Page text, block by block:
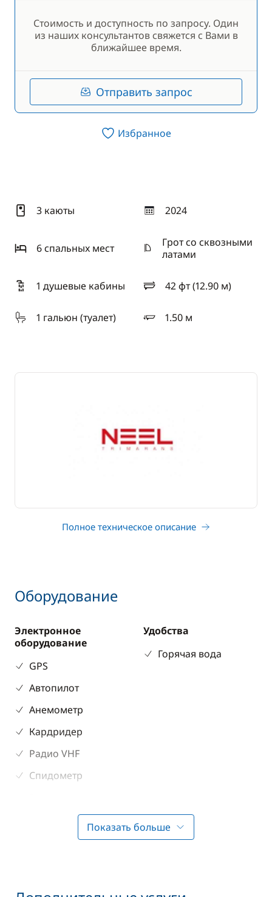
Стоимость и доступность по запросу. Один
из наших консультантов свяжется с Вами в
ближайшее время.
Отправить запрос
Избранное
3 каюты 2024
год
6 спальныx мест
Грот со сквозными
латами
1 душевые кабины 42 фт (12.90 м)
длина
1 гальюн (туалет)
1.50 м
осадка
Полное техническое описание
Оборудование
Электронное
оборудование
GPS
Автопилот
Анемометр
Кардридер
Радио VHF
Спидометр
Удобства
Горячая вода
Кухня
Показать больше